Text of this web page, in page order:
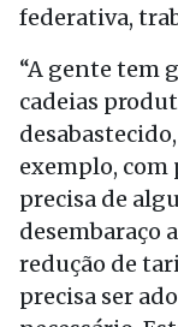
federativa,
“A gente tem
cadeias
exemplo, com
precisa de
desembaraço
redução de
precisa ser